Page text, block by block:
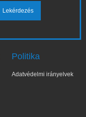
Politika
Adatvédelmi irányelvek